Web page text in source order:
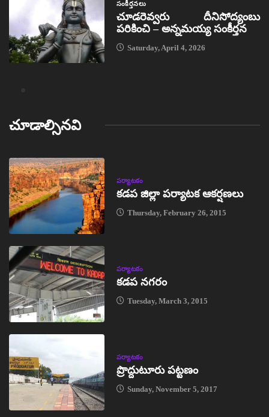
సంకీర్తనలు
చూడరెవ్వరు దీనిసోద్యంబు
పరికించి – అన్నమయ్య సంకీర్తన
Saturday, April 4, 2026
చూడాల్సినవి
పర్యాటకం
కడప జిల్లా పర్యాటక ఆకర్షణలు
Thursday, February 26, 2015
పర్యాటకం
కడప నగరం
Tuesday, March 3, 2015
పర్యాటకం
ప్రొద్దుటూరు పట్టణం
Sunday, November 5, 2017